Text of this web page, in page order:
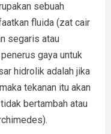
sebuah
fluida (zat cair
segaris atau
gaya untuk
hidrolik adalah jika
tekanan itu akan
bertambah atau